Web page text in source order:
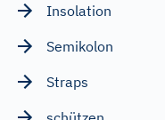
Insolation
Semikolon
Straps